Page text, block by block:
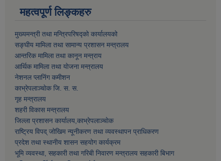
महत्वपूर्ण लिङ्कहरु
मुख्यमन्त्री तथा मन्त्रिपरिषद्को कार्यालयको
सङ्घीय मामिला तथा सामान्य प्रशासन मन्त्रालय
आन्तरिक मामिला तथा कानून मन्त्राय
आर्थिक मामिला तथा याेजना मन्त्रालय
नेशनल प्लानिंग कमीशन
काभ्रेपलाञ्चाेक जि. स. स.
गृह मन्त्रालय
शहरी विकास मन्त्रालय
जिल्ला प्रशासन कार्यालय,काभ्रेपलाञ्चाेक
राष्ट्रिय विपद् जोखिम न्यूनीकरण तथा व्यवस्थापन प्राधिकरण
प्रदेश तथा स्थानीय शासन सहयोग कार्यक्रम
भूमि व्यवस्था, सहकारी तथा गरिबी निवारण मन्त्रालय सहकारी बिभाग